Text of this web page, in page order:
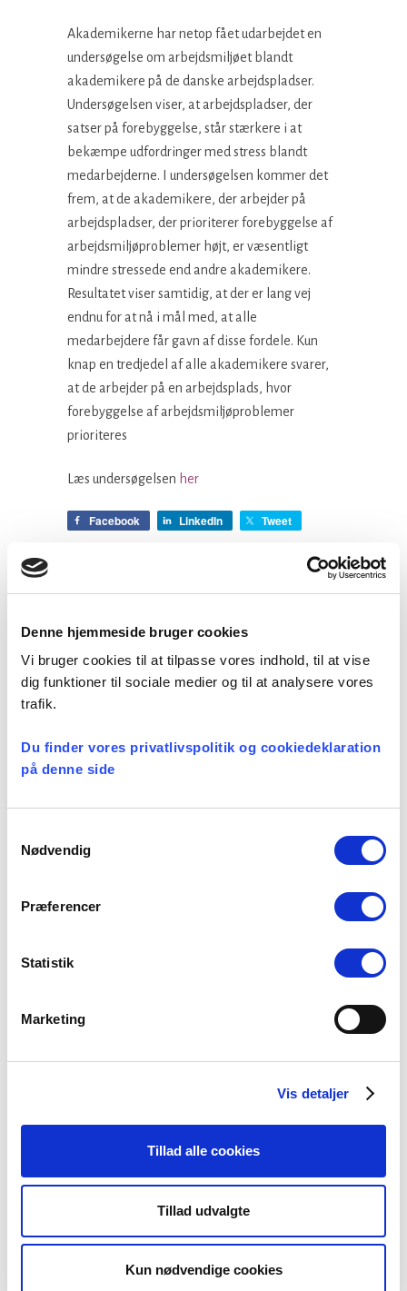
Denne hjemmeside bruger cookies
Vi bruger cookies til at tilpasse vores indhold, til at vise
dig funktioner til sociale medier og til at analysere vores
trafik.
Du finder vores privatlivspolitik og cookiedeklaration
på denne side
Nødvendig
Præferencer
Statistik
Marketing
Vis detaljer
Tillad alle cookies
Tillad udvalgte
Kun nødvendige cookies
Akademikerne har netop fået udarbejdet en
undersøgelse om arbejdsmiljøet blandt
akademikere på de danske arbejdspladser.
Undersøgelsen viser, at arbejdspladser, der
satser på forebyggelse, står stærkere i at
bekæmpe udfordringer med stress blandt
medarbejderne. I undersøgelsen kommer det
frem, at de akademikere, der arbejder på
arbejdspladser, der prioriterer forebyggelse af
arbejdsmiljøproblemer højt, er væsentligt
mindre stressede end andre akademikere.
Resultatet viser samtidig, at der er lang vej
endnu for at nå i mål med, at alle
medarbejdere får gavn af disse fordele. Kun
knap en tredjedel af alle akademikere svarer,
at de arbejder på en arbejdsplads, hvor
forebyggelse af arbejdsmiljøproblemer
prioriteres
Læs undersøgelsen her
Facebook LinkedIn Tweet
Kategorier:
Arbejdsmiljø
06 august, 2026
Blogindlæg
Folkekirken